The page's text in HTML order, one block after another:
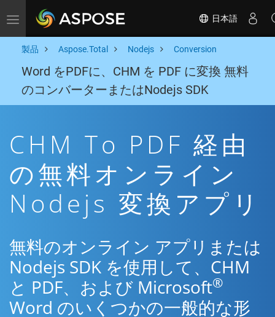
Toggle navigation 日本語
製品 Aspose.Total Nodejs Conversion
Word をPDFに、CHM を PDF に変換 無料
のコンバーターまたはNodejs SDK
CHM To PDF 経由
の無料オンライン
Nodejs 変換アプリ
無料のオンライン アプリまたは
Nodejs SDK を使用して、CHM
と PDF、および Microsoft®
Word のいくつかの一般的な形